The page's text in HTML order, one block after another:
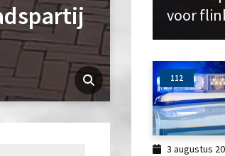
voor
112
3 augustus